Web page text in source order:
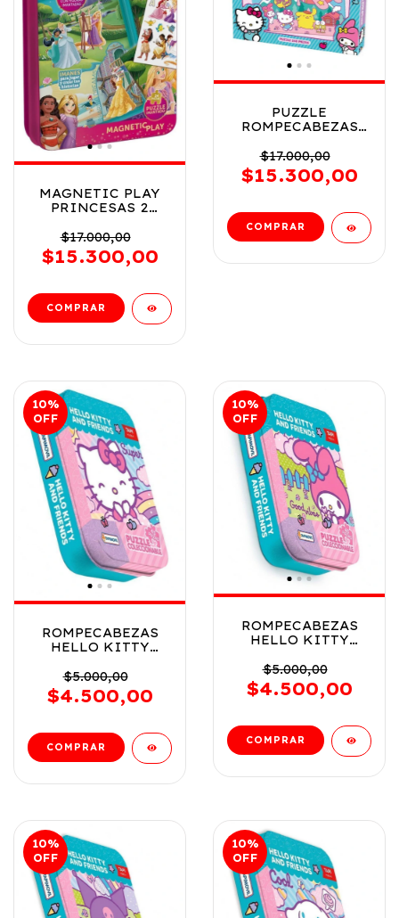
MAGNETIC PLAY
PRINCESAS 2
ACCESORIOS
IMANTADOS COD
DJU00676
$17.000,00
$15.300,00
PUZZLE
ROMPECABEZAS
PZAS 48X33 CM
COD KTY09833
$17.000,00
$15.300,00
10%
OFF
ROMPECABEZAS
HELLO KITTY
EN LATA VR1
KTY09859 HELLO
KITTY
$5.000,00
$4.500,00
10%
OFF
ROMPECABEZAS
HELLO KITTY
EN LATA VR2
KTY09859 MELODY
$5.000,00
$4.500,00
10%
OFF
10%
OFF